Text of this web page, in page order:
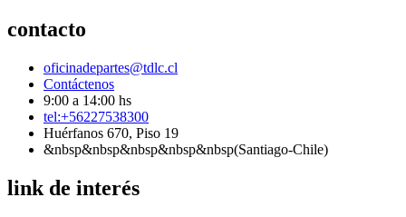
contacto
oficinadepartes@tdlc.cl
Contáctenos
9:00 a 14:00 hs
tel:+56227538300
Huérfanos 670, Piso 19
&nbsp&nbsp&nbsp&nbsp&nbsp(Santiago-Chile)
link de interés